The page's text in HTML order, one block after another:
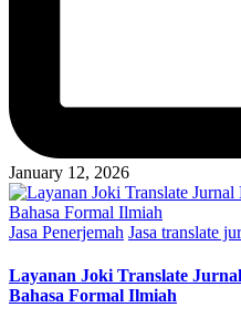
January 12, 2026
Posted
Jasa Penerjemah Jasa translate
Layanan Joki Translate
Bahasa Formal Ilmiah